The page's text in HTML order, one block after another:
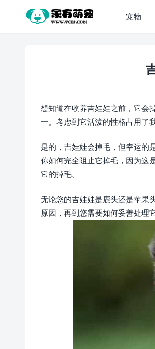
宠物
想知道在收养吉娃娃之前，它会
一。考虑到它活泼的性格占用了
是的，吉娃娃会掉毛，但幸运的
你如何完全阻止它掉毛，因为这
它的掉毛。
无论您的吉娃娃是鹿头还是苹果
原因，再到您需要如何妥善处理